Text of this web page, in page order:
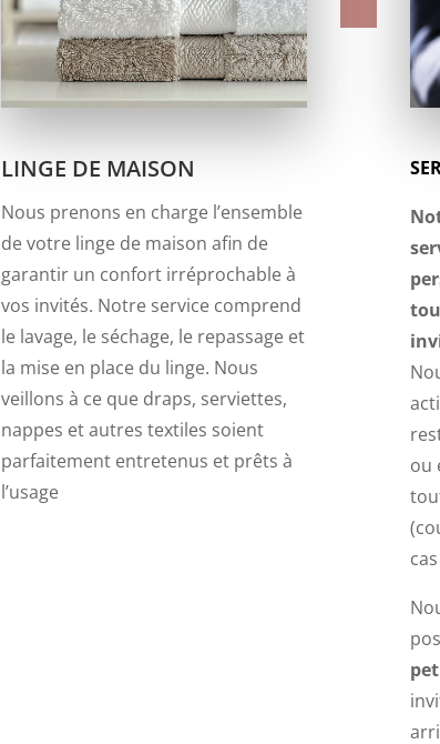
LINGE DE MAISON
Nous prenons en charge l’ensemble
de votre linge de maison afin de
garantir un confort irréprochable à
vos invités. Notre service comprend
le lavage, le séchage, le repassage et
la mise en place du linge. Nous
veillons à ce que draps, serviettes,
nappes et autres textiles soient
parfaitement entretenus et prêts à
l’usage
ou